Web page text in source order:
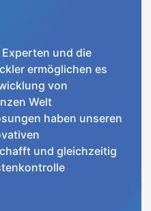
und die
ermöglichen es
von
Welt
haben unseren
und gleichzeitig